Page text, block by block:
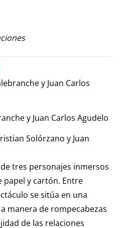
y Juan Carlos
y Juan Carlos Agudelo
Solórzano y Juan
tres personajes inmersos
y cartón. Entre
se sitúa en una
manera de rompecabezas
de las relaciones